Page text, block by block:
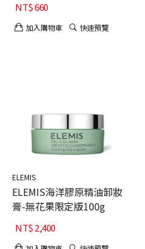
NT$660
加入購物車 快速預覽
ELEMIS
ELEMIS海洋膠原精油卸妝
膏-無花果限定版100g
NT$2,400